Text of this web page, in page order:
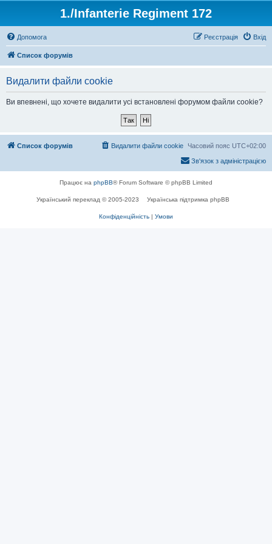
1./Infanterie Regiment 172
Допомога Вхід
Реєстрація
Список форумів
Видалити файли cookie
Ви впевнені, що хочете видалити усі встановлені форумом файли cookie?
Список форумів Часовий пояс UTC+02:00
Видалити файли cookie
Зв'язок з адміністрацією
Працює на phpBB® Forum Software © phpBB Limited
Український переклад © 2005-2023 Українська підтримка phpBB
Конфіденційність | Умови